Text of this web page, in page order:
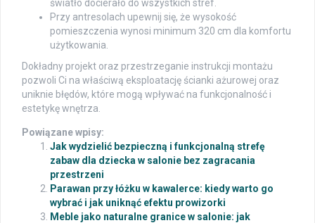
światło docierało do wszystkich stref.
Przy antresolach upewnij się, że wysokość
pomieszczenia wynosi minimum 320 cm dla komfortu
użytkowania.
Dokładny projekt oraz przestrzeganie instrukcji montażu
pozwoli Ci na właściwą eksploatację ścianki ażurowej oraz
uniknie błędów, które mogą wpływać na funkcjonalność i
estetykę wnętrza.
Powiązane wpisy:
Jak wydzielić bezpieczną i funkcjonalną strefę
zabaw dla dziecka w salonie bez zagracania
przestrzeni
Parawan przy łóżku w kawalerce: kiedy warto go
wybrać i jak uniknąć efektu prowizorki
Meble jako naturalne granice w salonie: jak